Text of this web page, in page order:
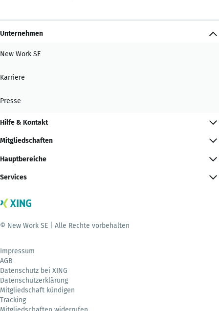
Unternehmen
New Work SE
Karriere
Presse
Hilfe & Kontakt
Mitgliedschaften
Hauptbereiche
Services
© New Work SE | Alle Rechte vorbehalten
Impressum
AGB
Datenschutz bei XING
Datenschutzerklärung
Mitgliedschaft kündigen
Tracking